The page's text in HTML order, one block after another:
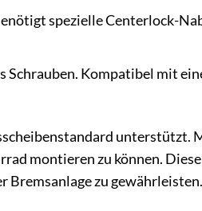
spezielle Centerlock-
Schrauben. Kompatibel mit
unterstützt.
montieren zu können.
Bremsanlage zu gewährleisten.